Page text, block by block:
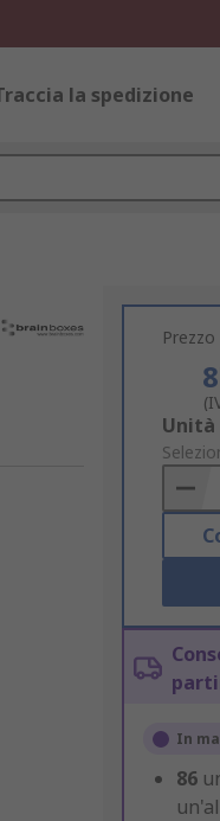
la spedizione
Add
to
Basket
Unità
In
86